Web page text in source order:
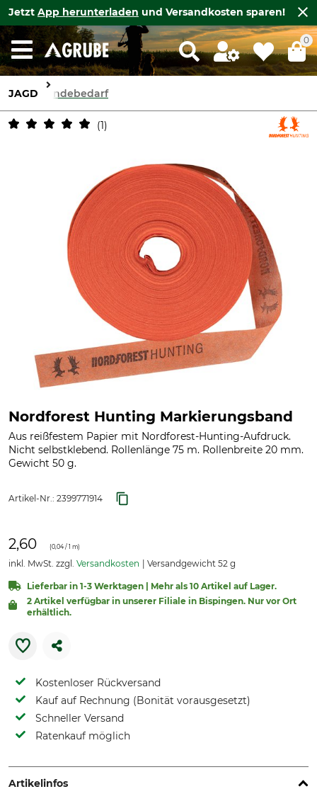
Jetzt App herunterladen und Versandkosten sparen!
0
JAGD Hundebedarf
1
Nordforest Hunting Markierungsband
Aus reißfestem Papier mit Nordforest-Hunting-Aufdruck.
Nicht selbstklebend. Rollenlänge 75 m. Rollenbreite 20 mm.
Gewicht 50 g.
Artikel-Nr.: 2399771914
2,60 (0,04/ 1 m)
inkl. MwSt. zzgl. Versandkosten Versandgewicht 52 g
Lieferbar in 1-3 Werktagen | Mehr als 10 Artikel auf Lager.
2 Artikel verfügbar in unserer Filiale in Bispingen. Nur vor Ort
erhältlich.
Kostenloser Rückversand
Kauf auf Rechnung (Bonität vorausgesetzt)
Schneller Versand
Ratenkauf möglich
Artikelinfos